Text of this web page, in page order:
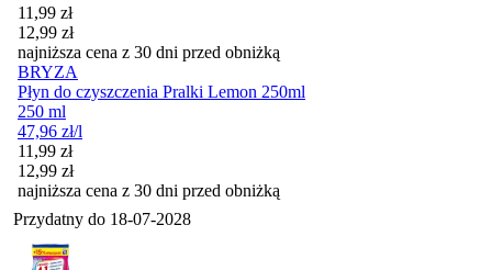
Cena promocyjna
11,99 zł
12,99 zł
najniższa cena z 30 dni przed obniżką
BRYZA
Płyn do czyszczenia Pralki Lemon 250ml
250 ml
47,96 zł/l
Cena promocyjna
11,99 zł
12,99 zł
najniższa cena z 30 dni przed obniżką
Przydatny do 18-07-2028